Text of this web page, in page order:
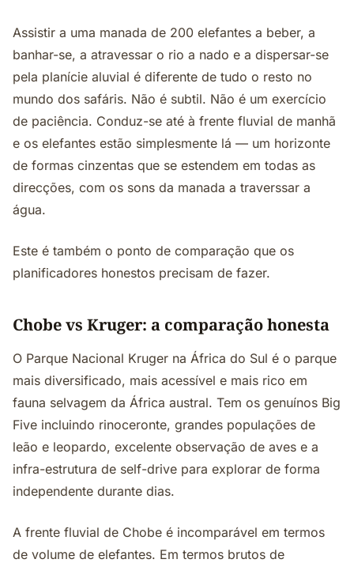
Assistir a uma manada de 200 elefantes a beber, a
banhar-se, a atravessar o rio a nado e a dispersar-se
pela planície aluvial é diferente de tudo o resto no
mundo dos safáris. Não é subtil. Não é um exercício
de paciência. Conduz-se até à frente fluvial de manhã
e os elefantes estão simplesmente lá — um horizonte
de formas cinzentas que se estendem em todas as
direcções, com os sons da manada a traverssar a
água.
Este é também o ponto de comparação que os
planificadores honestos precisam de fazer.
Chobe vs Kruger: a comparação honesta
O Parque Nacional Kruger na África do Sul é o parque
mais diversificado, mais acessível e mais rico em
fauna selvagem da África austral. Tem os genuínos Big
Five incluindo rinoceronte, grandes populações de
leão e leopardo, excelente observação de aves e a
infra-estrutura de self-drive para explorar de forma
independente durante dias.
A frente fluvial de Chobe é incomparável em termos
de volume de elefantes. Em termos brutos de